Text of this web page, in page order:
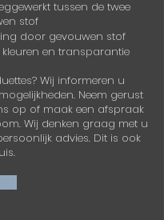
tussen de twee
stof
door gevouwen stof
kleuren en transparantie
Wij informeren u
Neem gerust
op of maak een afspraak
Wij denken graag met u
advies. Dit is ook